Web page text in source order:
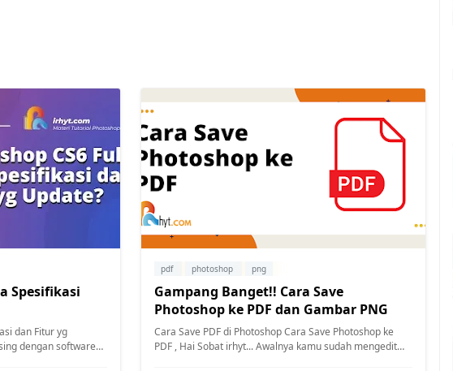
Spesifikasi
dan Fitur yg
dengan software
pdf photoshop png
Gampang Banget!! Cara Save
Photoshop ke PDF dan Gambar PNG
Cara Save PDF di Photoshop Cara Save Photoshop ke
PDF , Hai Sobat irhyt... Awalnya kamu sudah mengedit